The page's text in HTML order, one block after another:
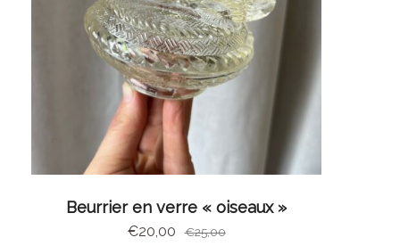
AJOUTER AU PANIER
Beurrier en verre « oiseaux »
€25,00
€20,00